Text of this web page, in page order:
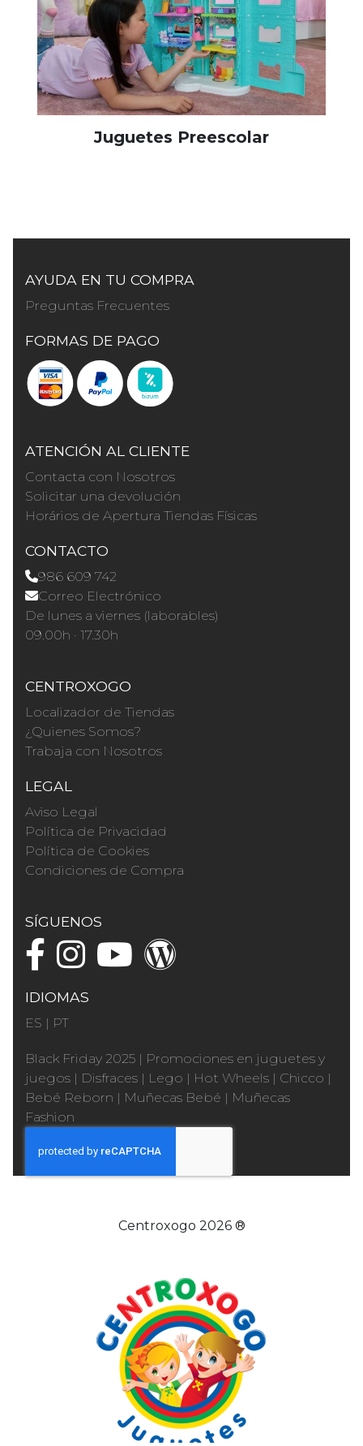
Juguetes Preescolar
AYUDA EN TU COMPRA
Preguntas Frecuentes
FORMAS DE PAGO
ATENCIÓN AL CLIENTE
Contacta con Nosotros
Solicitar una devolución
Horários de Apertura Tiendas Físicas
CONTACTO
986 609 742
Correo Electrónico
De lunes a viernes (laborables)
09.00h · 17.30h
CENTROXOGO
Localizador de Tiendas
¿Quienes Somos?
Trabaja con Nosotros
LEGAL
Aviso Legal
Política de Privacidad
Política de Cookies
Condiciones de Compra
SÍGUENOS
IDIOMAS
ES | PT
Black Friday 2025 | Promociones en juguetes y
juegos | Disfraces | Lego | Hot Wheels | Chicco |
Bebé Reborn | Muñecas Bebé | Muñecas
Fashion
Centroxogo 2026 ®